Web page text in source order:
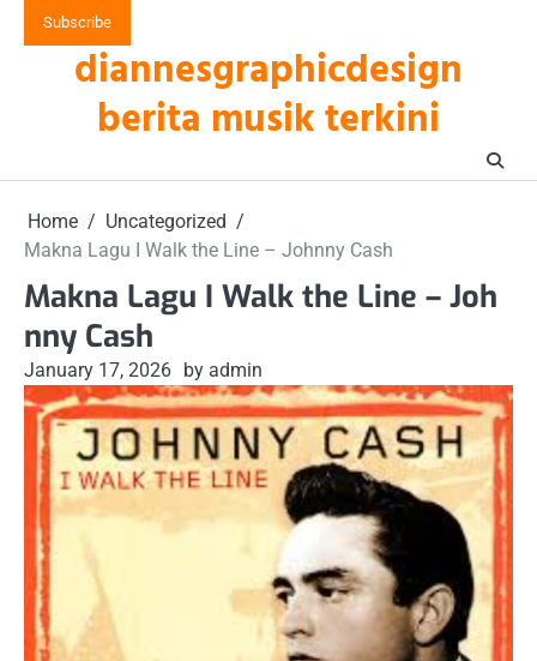
Subscribe
diannesgraphicdesign
berita musik terkini
Home
Uncategorized
Makna Lagu I Walk the Line – Johnny Cash
Makna Lagu I Walk the Line – Joh
nny Cash
January 17, 2026 by admin